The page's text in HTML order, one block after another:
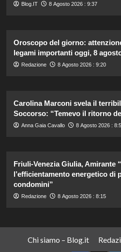
Blog.IT 8 Agosto 2026 : 9:37
Oroscopo del giorno:
legami importanti oggi, 8
Redazione 8 Agosto 2026 : 9:20
Carolina Marconi svela il
Soccorso: “Temevo il ritorno
Anna Gaia Cavallo 8 Agosto 2026 :
Friuli-Venezia Giulia, Amirante
l’efficientamento energetico di
condomini”
Redazione 8 Agosto 2026 : 8:15
Chi siamo – Blog.it